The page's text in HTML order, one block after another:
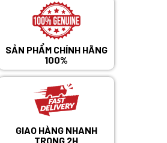
SẢN PHẨM CHÍNH HÃNG
100%
GIAO HÀNG NHANH
TRONG 2H